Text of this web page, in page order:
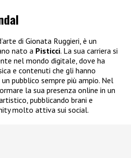
di Gionata Ruggieri, è un
nato a Pisticci. La sua carriera si
nel mondo digitale, dove ha
e contenuti che gli hanno
pubblico sempre più ampio. Nel
la sua presenza online in un
pubblicando brani e
molto attiva sui social.